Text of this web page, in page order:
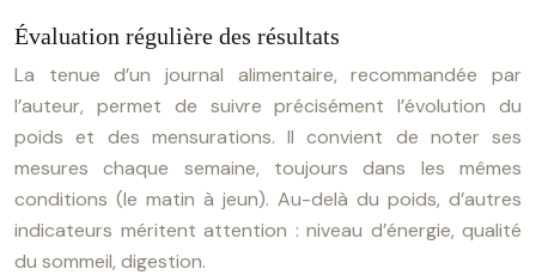
Évaluation régulière des résultats
La tenue d’un journal alimentaire, recommandée par
l’auteur, permet de suivre précisément l’évolution du
poids et des mensurations. Il convient de noter ses
mesures chaque semaine, toujours dans les mêmes
conditions (le matin à jeun). Au-delà du poids, d’autres
indicateurs méritent attention : niveau d’énergie, qualité
du sommeil, digestion.